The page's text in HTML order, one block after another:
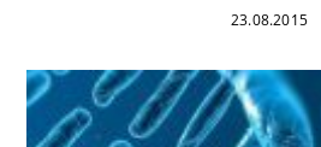
23.08.2015